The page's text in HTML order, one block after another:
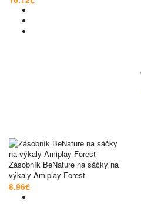
Zásobník BeNature na sáčky na
výkaly Amiplay Forest
8.96€